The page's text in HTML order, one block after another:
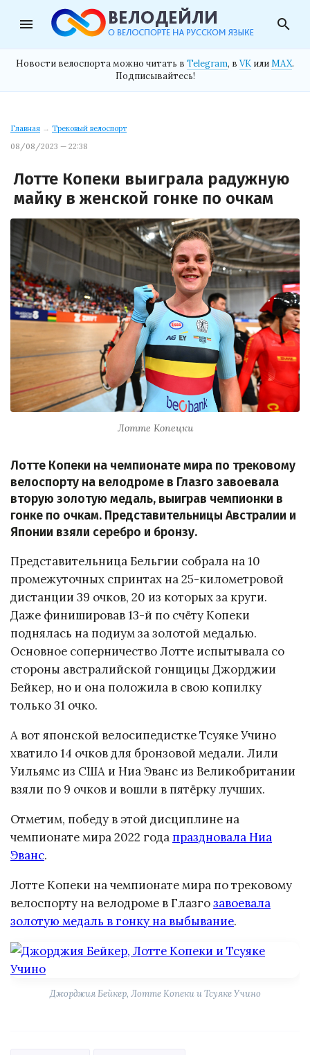
menu search
Новости велоспорта можно читать в Telegram, в VK илиMAX.
Подписывайтесь!
Главная → Трековый велоспорт
08/08/2023 — 22:38
Лотте Копеки выиграла радужную
майку в женской гонке по очкам
Лотте Копецки
Лотте Копеки на чемпионате мира по трековому
велоспорту на велодроме в Глазго завоевала
вторую золотую медаль, выиграв чемпионки в
гонке по очкам. Представительницы Австралии и
Японии взяли серебро и бронзу.
Представительница Бельгии собрала на 10
промежуточных спринтах на 25-километровой
дистанции 39 очков, 20 из которых за круги.
Даже финишировав 13-й по счёту Копеки
поднялась на подиум за золотой медалью.
Основное соперничество Лотте испытывала со
стороны австралийской гонщицы Джорджии
Бейкер, но и она положила в свою копилку
только 31 очко.
А вот японской велосипедистке Тсуяке Учино
хватило 14 очков для бронзовой медали. Лили
Уильямс из США и Ниа Эванс из Великобритании
взяли по 9 очков и вошли в пятёрку лучших.
Отметим, победу в этой дисциплине на
чемпионате мира 2022 года праздновала Ниа
Эванс.
Лотте Копеки на чемпионате мира по трековому
велоспорту на велодроме в Глазгозавоевала
золотую медаль в гонку на выбывание.
Джорджия Бейкер, Лотте Копеки и Тсуяке Учино